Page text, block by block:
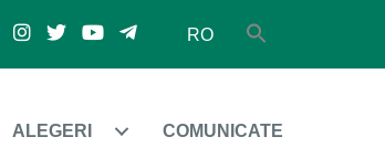
RO
ALEGERI COMUNICATE